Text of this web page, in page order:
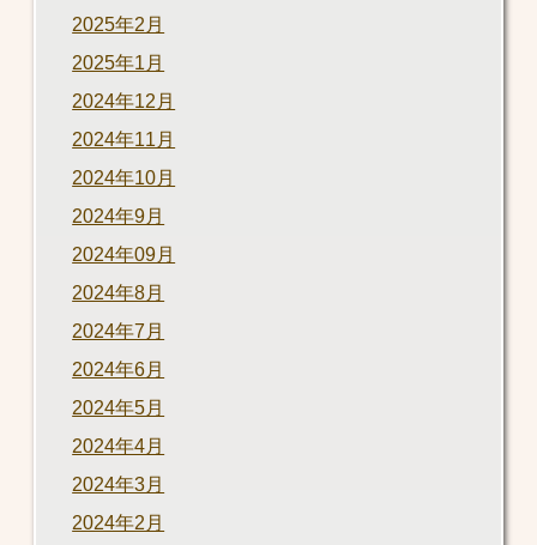
2025年2月
2025年1月
2024年12月
2024年11月
2024年10月
2024年9月
2024年09月
2024年8月
2024年7月
2024年6月
2024年5月
2024年4月
2024年3月
2024年2月